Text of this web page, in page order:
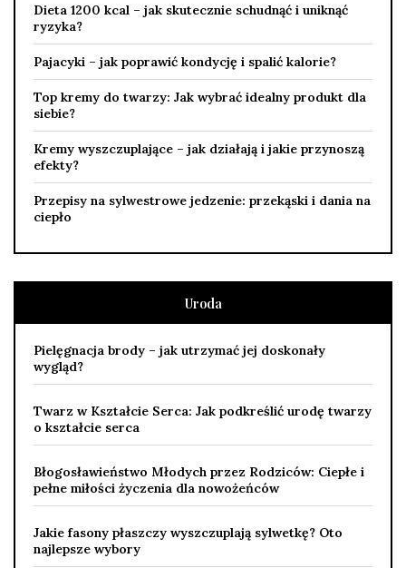
Dieta 1200 kcal – jak skutecznie schudnąć i uniknąć
ryzyka?
Pajacyki – jak poprawić kondycję i spalić kalorie?
Top kremy do twarzy: Jak wybrać idealny produkt dla
siebie?
Kremy wyszczuplające – jak działają i jakie przynoszą
efekty?
Przepisy na sylwestrowe jedzenie: przekąski i dania na
ciepło
Uroda
Pielęgnacja brody – jak utrzymać jej doskonały
wygląd?
Twarz w Kształcie Serca: Jak podkreślić urodę twarzy
o kształcie serca
Błogosławieństwo Młodych przez Rodziców: Ciepłe i
pełne miłości życzenia dla nowożeńców
Jakie fasony płaszczy wyszczuplają sylwetkę? Oto
najlepsze wybory